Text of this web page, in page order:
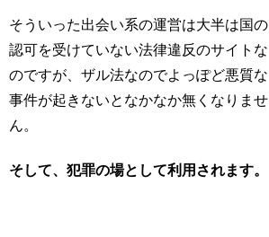
そういった出会い系の運営は大半は国の
認可を受けていない法律違反のサイトな
のですが、ザル法なのでよっぽど悪質な
事件が起きないとなかなか無くなりませ
ん。
そして、犯罪の場として利用されます。